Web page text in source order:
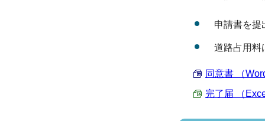
申請書を提
道路占用料
同意書 （
完了届 （